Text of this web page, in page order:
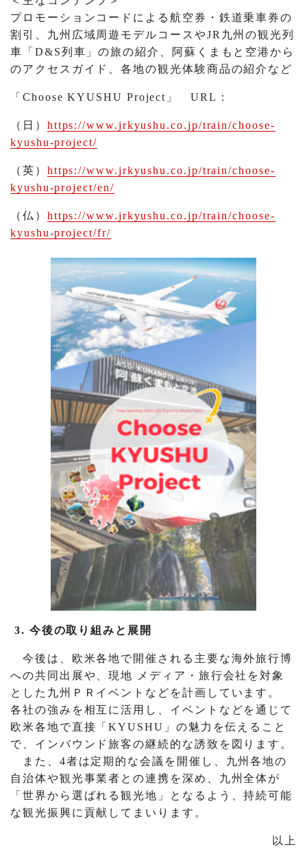
プロモーションコードによる航空券・鉄道乗車券の
割引、九州広域周遊モデルコースやJR九州の観光列
車「D&S列車」の旅の紹介、阿蘇くまもと空港から
のアクセスガイド、各地の観光体験商品の紹介など
「Choose KYUSHU Project」 URL：
（日） https://www.jrkyushu.co.jp/train/choose-
kyushu-project/
（英） https://www.jrkyushu.co.jp/train/choose-
kyushu-project/en/
（仏） https://www.jrkyushu.co.jp/train/choose-
kyushu-project/fr/
3. 今後の取り組みと展開
今後は、欧米各地で開催される主要な海外旅行博
への共同出展や、現地 メディア・旅行会社を対象
とした九州ＰＲイベントなどを計画しています。
各社の強みを相互に活用し、イベントなどを通じて
欧米各地で直接「KYUSHU」の魅力を伝えること
で、インバウンド旅客の継続的な誘致を図ります。
また、4者は定期的な会議を開催し、九州各地の
自治体や観光事業者との連携を深め、九州全体が
「世界から選ばれる観光地」となるよう、持続可能
な観光振興に貢献してまいります。
以上